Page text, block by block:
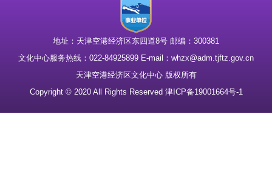
地址：天津空港经济区东四道8号 邮编：300381
文化中心服务热线：022-84925899 E-mail：whzx@adm.tjftz.gov.cn
天津空港经济区文化中心 版权所有
Copyright © 2020 All Rights Reserved 津ICP备19001664号-1